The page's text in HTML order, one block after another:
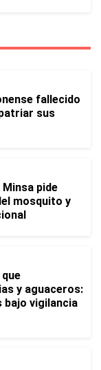
fallecido
sus
Minsa pide
mosquito y
y aguaceros:
bajo vigilancia